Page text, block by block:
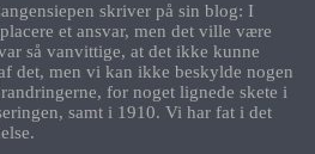
skriver på sin blog: I
et ansvar, men det ville være
så vanvittige, at det ikke kunne
det, men vi kan ikke beskylde nogen
for noget lignede skete i
samt i 1910. Vi har fat i det